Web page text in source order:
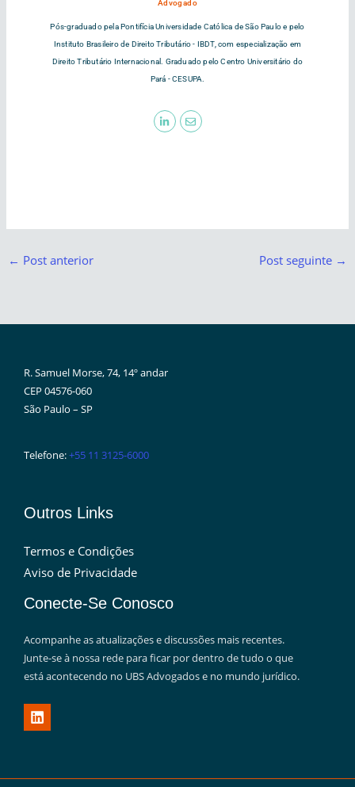
Advogado
Pós-graduado pela Pontifícia Universidade Católica de São Paulo e pelo
Instituto Brasileiro de Direito Tributário - IBDT, com especialização em
Direito Tributário Internacional. Graduado pelo Centro Universitário do
Pará - CESUPA.
← Post anterior Post seguinte →
R. Samuel Morse, 74, 14º andar
CEP 04576-060
São Paulo – SP
Telefone:+55 11 3125-6000
Outros Links
Termos e Condições
Aviso de Privacidade
Conecte-Se Conosco
Acompanhe as atualizações e discussões mais recentes.
Junte-se à nossa rede para ficar por dentro de tudo o que
está acontecendo no UBS Advogados e no mundo jurídico.